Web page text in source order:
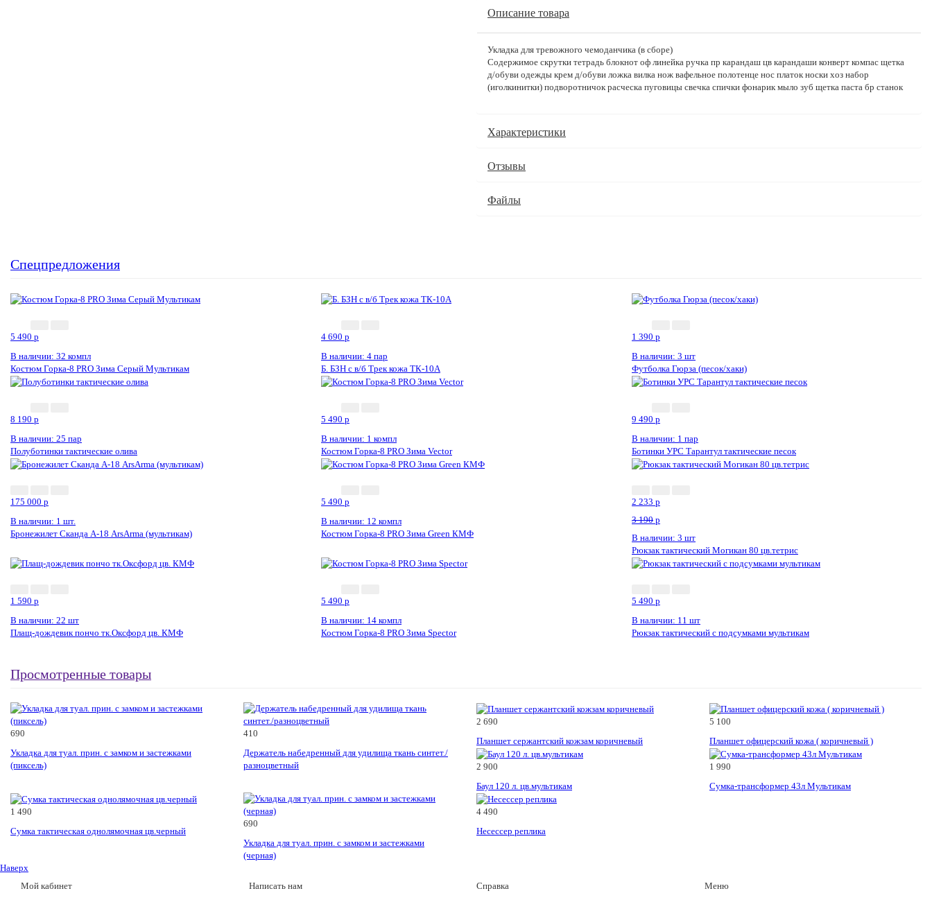
Описание товара
Укладка для тревожного чемоданчика (в сборе)
Содержимое скрутки тетрадь блокнот оф линейка ручка пр карандаш цв карандаши конверт компас щетка
д/обуви одежды крем д/обуви ложка вилка нож вафельное полотенце нос платок носки хоз набор
(иголкинитки) подворотничок расческа пуговицы свечка спички фонарик мыло зуб щетка паста бр станок
Характеристики
Отзывы
Файлы
Спецпредложения
5 490 p
В наличии: 32 компл
Костюм Горка-8 PRO Зима Серый Мультикам
4 690 p
В наличии: 4 пар
Б. БЗН с в/б Трек кожа ТК-10А
1 390 p
В наличии: 3 шт
Футболка Гюрза (песок/хаки)
8 190 p
В наличии: 25 пар
Полуботинки тактические олива
5 490 p
В наличии: 1 компл
Костюм Горка-8 PRO Зима Vector
9 490 p
В наличии: 1 пар
Ботинки УРС Тарантул тактические песок
175 000 p
В наличии: 1 шт.
Бронежилет Сканда А-18 ArsArma (мультикам)
5 490 p
В наличии: 12 компл
Костюм Горка-8 PRO Зима Green КМФ
2 233 p
3 190 p
В наличии: 3 шт
Рюкзак тактический Могикан 80 цв.тетрис
1 590 p
В наличии: 22 шт
Плащ-дождевик пончо тк.Оксфорд цв. КМФ
5 490 p
В наличии: 14 компл
Костюм Горка-8 PRO Зима Speсtor
5 490 p
В наличии: 11 шт
Рюкзак тактический с подсумками мультикам
Просмотренные товары
690
Укладка для туал. прин. с замком и застежками
(пиксель)
410
Держатель набедренный для удилища ткань синтет./
разноцветный
2 690
Планшет сержантский кожзам коричневый
5 100
Планшет офицерский кожа ( коричневый )
2 900
Баул 120 л. цв.мультикам
1 990
Сумка-трансформер 43л Мультикам
1 490
Сумка тактическая однолямочная цв.черный
690
Укладка для туал. прин. с замком и застежками
(черная)
4 490
Несессер реплика
Наверх
Мой кабинет
Написать нам
Справка
Меню